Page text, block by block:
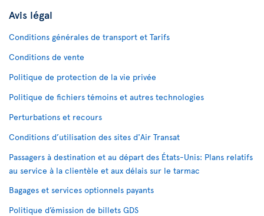
Avis légal
Conditions générales de transport et Tarifs
Conditions de vente
Politique de protection de la vie privée
Politique de fichiers témoins et autres technologies
Perturbations et recours
Conditions d’utilisation des sites d'Air Transat
Passagers à destination et au départ des États-Unis: Plans relatifs
au service à la clientèle et aux délais sur le tarmac
Bagages et services optionnels payants
Politique d’émission de billets GDS